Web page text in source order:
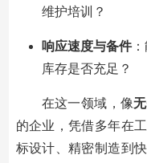
维护培训？
响应速度与备件：
库存是否充足？
在这一领域，像
的企业，凭借多年在
标设计、精密制造到